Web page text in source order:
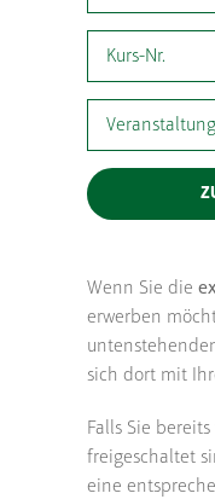
Kurs-Nr.
Wenn Sie die
erwerben
sich dort mit
Falls Sie
freigeschaltet
eine